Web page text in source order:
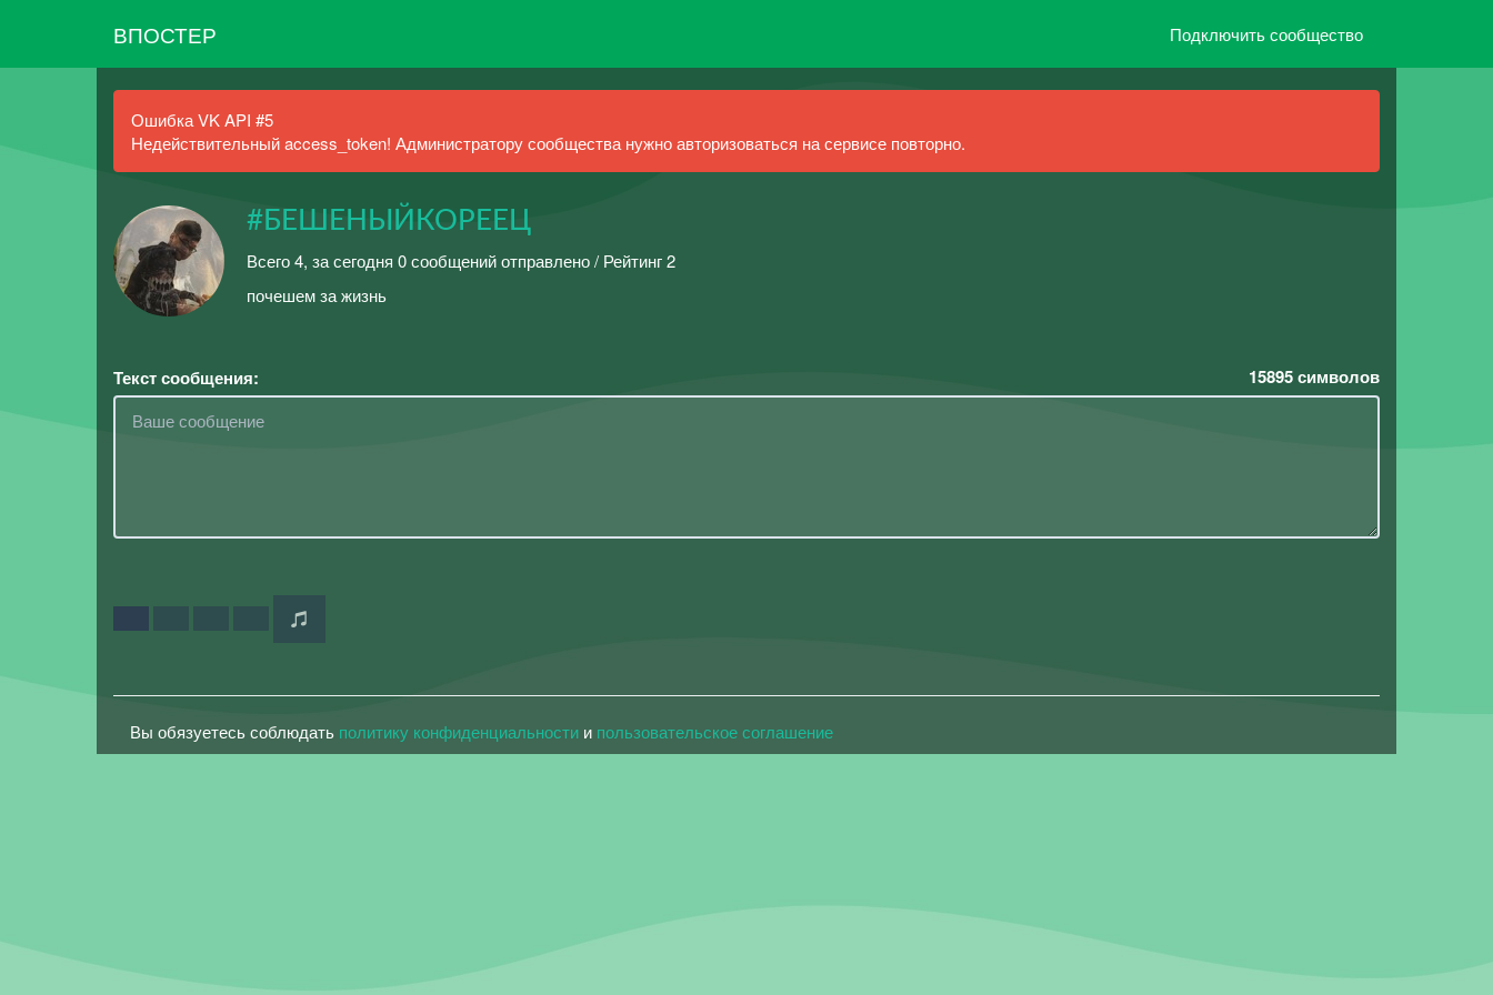
ВПОСТЕР Подключить сообщество
Ошибка VK API #5
Недействительный access_token! Администратору сообщества нужно авторизоваться на сервисе повторно.
#БЕШЕНЫЙКОРЕЕЦ
Всего 4, за сегодня 0 сообщений отправлено / Рейтинг 2
почешем за жизнь
Текст сообщения: 15895символов
Вы обязуетесь соблюдать политику конфиденциальности и пользовательское соглашение